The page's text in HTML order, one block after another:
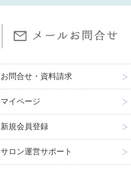
お問合せ・資料請求
マイページ
新規会員登録
サロン運営サポート